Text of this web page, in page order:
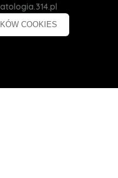
COOKIES